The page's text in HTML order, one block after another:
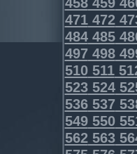
471472
484485
497498
510511
523524
536537
549550
562563